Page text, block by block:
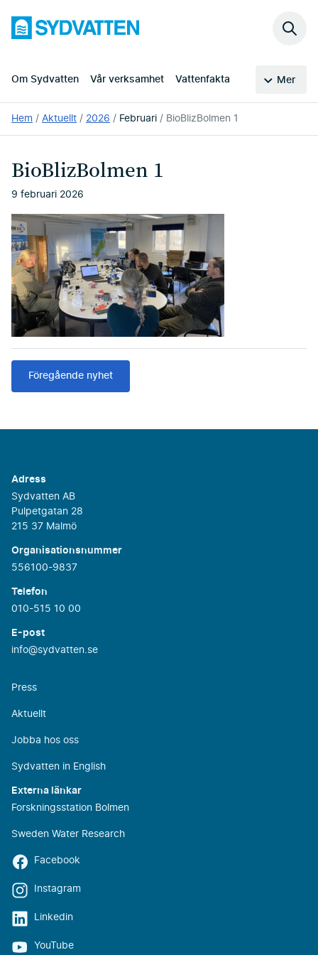
huvudinnehållet
Sydvatten
Om Sydvatten Vår verksamhet Vattenfakta Mer
Sök
Du
är
Hem Aktuellt 2026 Februari BioBlizBolmen 1
BioBlizBolmen 1
9 februari 2026
Föregående nyhet
Adress
Sydvatten AB
Pulpetgatan 28
215 37 Malmö
Organisationsnummer
556100-9837
Telefon
010-515 10 00
E-post
info@sydvatten.se
Press
Aktuellt
Jobba hos oss
Sydvatten in English
Externa länkar
Forskningsstation Bolmen
Sweden Water Research
Facebook
Instagram
Linkedin
YouTube